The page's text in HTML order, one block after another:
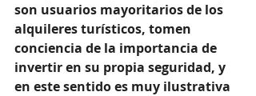
son usuarios mayoritarios de los
alquileres turísticos, tomen
conciencia de la importancia de
invertir en su propia seguridad, y
en este sentido es muy ilustrativa